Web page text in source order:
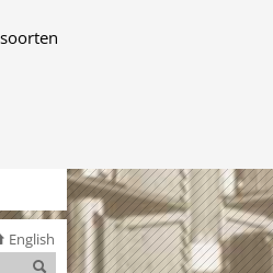
English
Zoeken
Zoeken